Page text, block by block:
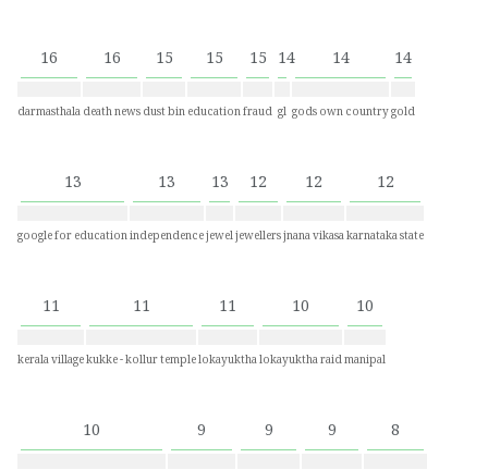
16
darmasthala
16
death news
15
dust bin
15
education
15
fraud
14
gl
14
gods own country
14
gold
13
google for education
13
independence
13
jewel
12
jewellers
12
jnana vikasa
12
karnataka state
11
kerala village
11
kukke - kollur temple
11
lokayuktha
10
lokayuktha raid
10
manipal
10 9 9 9 8